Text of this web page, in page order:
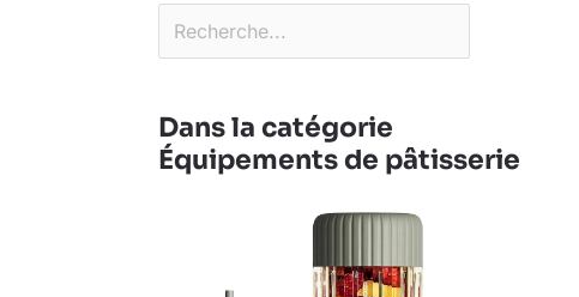
Dans la catégorie
Équipements de pâtisserie